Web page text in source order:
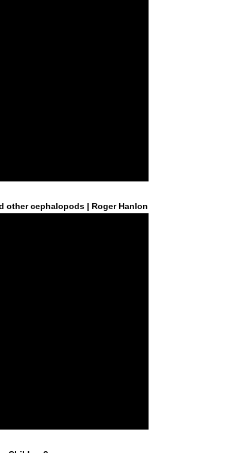
other cephalopods | Roger Hanlon